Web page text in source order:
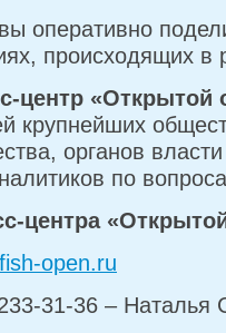
оперативно
происходящих в
центр «Открытой
крупнейших
органов
по
центра
open.ru
31-36 –